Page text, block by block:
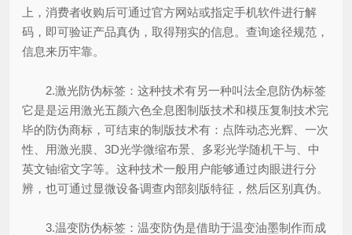
上，消费者收购后可通过官方网站或指定手机软件进行解
码，即可验证产品真伪，取得翔实的信息。查询途径规范，
信息来历牢靠。
2.激光防伪标签：这种技术有另一种叫法全息防伪标签
它是是运用激光五颜六色全息图制版技术和模压复制技术完
毕的防伪商标，可结束的制版技术有：点阵动态光辉、一次
性、用激光膜、3D光学微缩布景、多彩光学随机干与、中
英文铀缩文字等。这种技术一般用户能够通过肉眼进行分
辨，也可通过显微设备调查内部刻版特征，然后区别真伪。
3.温变防伪标签：温变防伪是借助于温变油墨制作而成